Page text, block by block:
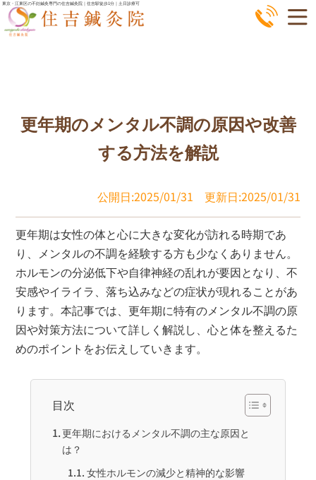
コ
ン
東京・江東区の不妊鍼灸専門の住吉鍼灸院｜住吉駅徒歩1分｜土日診療可
更年期のメンタル不調の原因や改善
する方法を解説
公開日:2025/01/31 更新日:2025/01/31
更年期は女性の体と心に大きな変化が訪れる時期であ
り、メンタルの不調を経験する方も少なくありません。
ホルモンの分泌低下や自律神経の乱れが要因となり、不
安感やイライラ、落ち込みなどの症状が現れることがあ
ります。本記事では、更年期に特有のメンタル不調の原
因や対策方法について詳しく解説し、心と体を整えるた
めのポイントをお伝えしていきます。
目次
更年期におけるメンタル不調の主な原因と
は？
女性ホルモンの減少と精神的な影響